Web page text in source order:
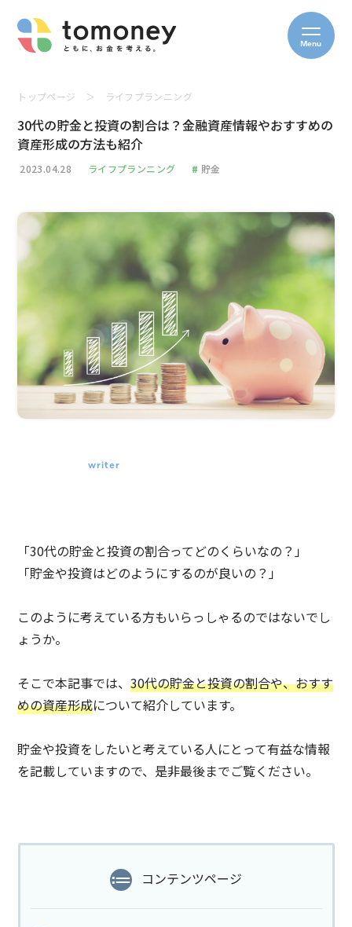
Menu
トップページ ＞ ライフプランニング
30代の貯金と投資の割合は？金融資産情報やおすすめの
資産形成の方法も紹介
2023.04.28 ライフプランニング # 貯金
writer
「30代の貯金と投資の割合ってどのくらいなの？」
「貯金や投資はどのようにするのが良いの？」
このように考えている方もいらっしゃるのではないでし
ょうか。
そこで本記事では、30代の貯金と投資の割合や、おすす
めの資産形成について紹介しています。
貯金や投資をしたいと考えている人にとって有益な情報
を記載していますので、是非最後までご覧ください。
コンテンツページ